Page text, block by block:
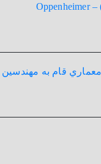
معماري قام به مهندسين